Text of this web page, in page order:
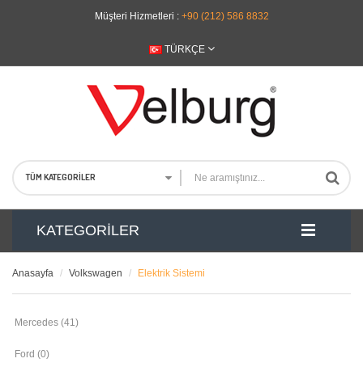
Müşteri Hizmetleri : +90 (212) 586 8832
TÜRKÇE
TÜM KATEGORILER
KATEGORILER
Anasayfa Volkswagen Elektrik Sistemi
Mercedes (41)
Ford (0)